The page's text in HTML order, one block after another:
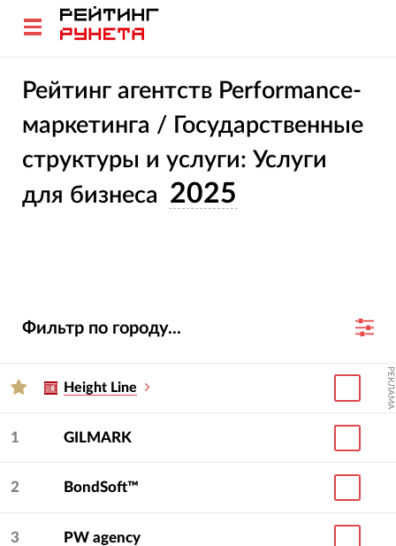
Рейтинг агентств Performance-
маркетинга / Государственные
структуры и услуги: Услуги
для бизнеса 2025
Фильтр по городу...
Height Line РЕКЛАМА
1 GILMARK
2 BondSoft™
3 PW agency